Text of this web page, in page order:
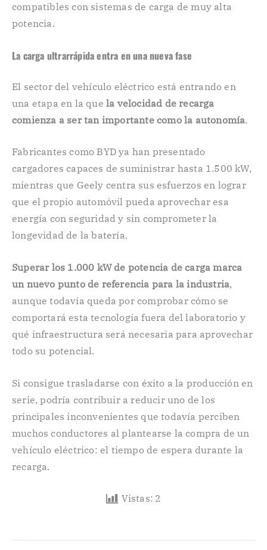
compatibles con sistemas de carga de muy alta
potencia.
La carga ultrarrápida entra en una nueva fase
El sector del vehículo eléctrico está entrando en
una etapa en la que la velocidad de recarga
comienza a ser tan importante como la autonomía.
Fabricantes como BYD ya han presentado
cargadores capaces de suministrar hasta 1.500 kW,
mientras que Geely centra sus esfuerzos en lograr
que el propio automóvil pueda aprovechar esa
energía con seguridad y sin comprometer la
longevidad de la batería.
Superar los 1.000 kW de potencia de carga marca
un nuevo punto de referencia para la industria,
aunque todavía queda por comprobar cómo se
comportará esta tecnología fuera del laboratorio y
qué infraestructura será necesaria para aprovechar
todo su potencial.
Si consigue trasladarse con éxito a la producción en
serie, podría contribuir a reducir uno de los
principales inconvenientes que todavía perciben
muchos conductores al plantearse la compra de un
vehículo eléctrico: el tiempo de espera durante la
recarga.
Vistas: 2